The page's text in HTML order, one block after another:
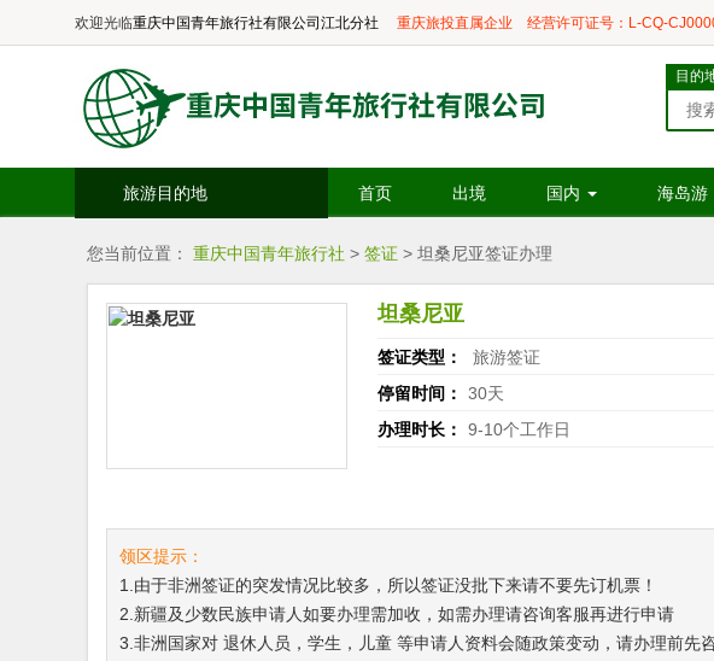
欢迎光临重庆中国青年旅行社有限公司江北分社 重庆旅投直属企业 经营许可证号：L-CQ-
目的
旅游目的地 首页 出境 国内 海岛游
您当前位置： 重庆中国青年旅行社 > 签证 > 坦桑尼亚签证办理
坦桑尼亚
签证类型： 旅游签证
停留时间：
30天
办理时长：
9-10个工作日
领区提示：
1.由于非洲签证的突发情况比较多，所以签证没批下来请不要先订机票！
2.新疆及少数民族申请人如要办理需加收，如需办理请咨询客服再进行申请
3.非洲国家对 退休人员，学生，儿童 等申请人资料会随政策变动，请办理前先